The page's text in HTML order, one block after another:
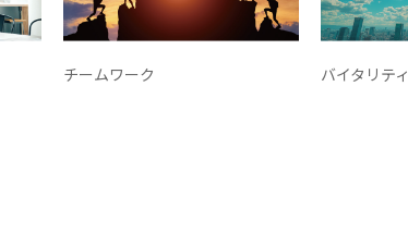
チームワーク バイタリティ